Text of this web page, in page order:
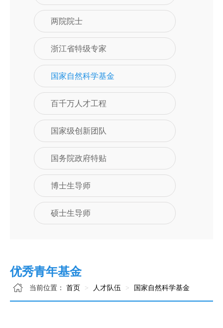
两院院士
浙江省特级专家
国家自然科学基金
百千万人才工程
国家级创新团队
国务院政府特贴
博士生导师
硕士生导师
优秀青年基金
当前位置： 首页 人才队伍 国家自然科学基金